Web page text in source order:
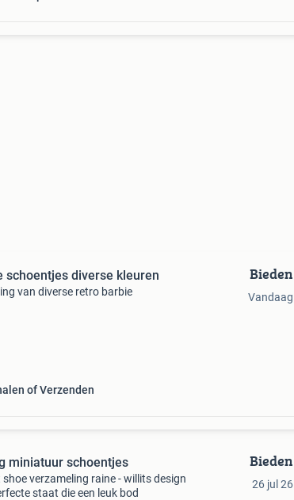
schoentjes diverse kleuren
van diverse retro barbie
of Verzenden
Bieden
Vandaag
miniatuur schoentjes
verzameling raine - willits design
staat die een leuk bod
Bieden
26 jul 26